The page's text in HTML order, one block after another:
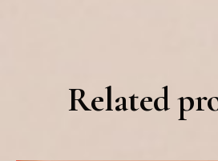
Related